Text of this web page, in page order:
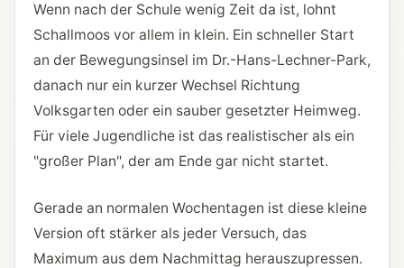
Wenn nach der Schule wenig Zeit da ist, lohnt
Schallmoos vor allem in klein. Ein schneller Start
an der Bewegungsinsel im Dr.-Hans-Lechner-Park,
danach nur ein kurzer Wechsel Richtung
Volksgarten oder ein sauber gesetzter Heimweg.
Für viele Jugendliche ist das realistischer als ein
"großer Plan", der am Ende gar nicht startet.
Gerade an normalen Wochentagen ist diese kleine
Version oft stärker als jeder Versuch, das
Maximum aus dem Nachmittag herauszupressen.